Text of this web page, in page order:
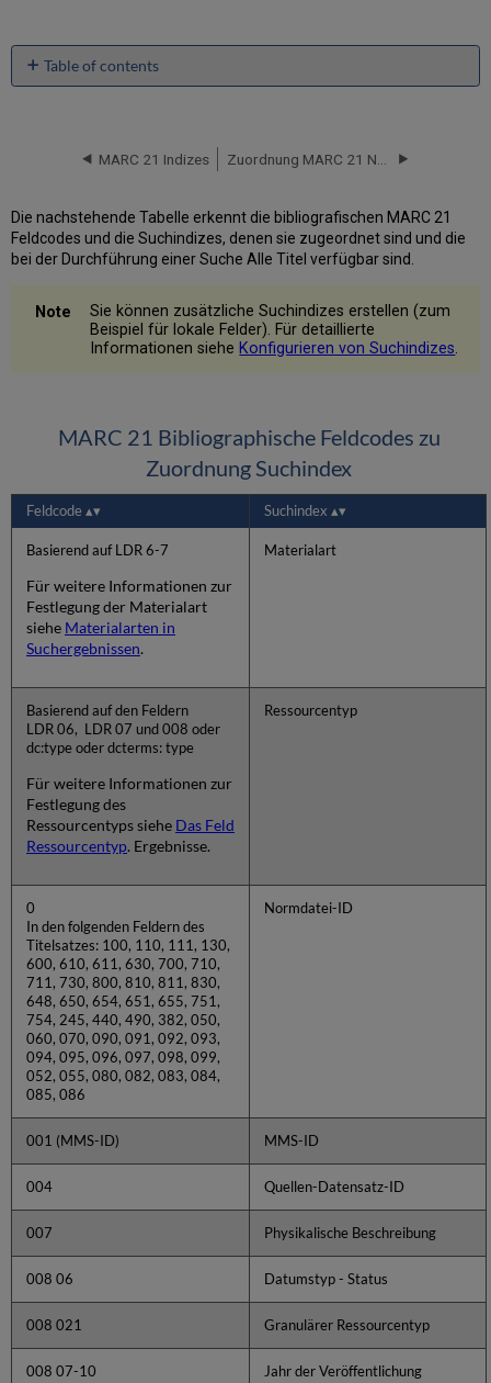
Table of contents
MARC
Feldcodes
MARC 21 Indizes
Die nachstehende Tabelle erkennt die bibliografischen MARC 21
Feldcodes und die Suchindizes, denen sie zugeordnet sind und die
bei der Durchführung einer Suche Alle Titel verfügbar sind.
Sie können zusätzliche Suchindizes erstellen (zum
Beispiel für lokale Felder). Für detaillierte
Informationen siehe Konfigurieren von Suchindizes.
MARC 21 Bibliographische Feldcodes zu
Zuordnung Suchindex
Feldcode Suchindex
Basierend auf LDR 6-7
Für weitere Informationen zur
Festlegung der Materialart
siehe Materialarten in
Suchergebnissen.
Materialart
Basierend auf den Feldern
LDR 06, LDR 07 und 008 oder
dc:type oder dcterms: type
Für weitere Informationen zur
Festlegung des
Ressourcentyps siehe Das Feld
Ressourcentyp. Ergebnisse.
Ressourcentyp
0
In den folgenden Feldern des
Titelsatzes: 100, 110, 111, 130,
600, 610, 611, 630, 700, 710,
711, 730, 800, 810, 811, 830,
648, 650, 654, 651, 655, 751,
754, 245, 440, 490, 382, 050,
060, 070, 090, 091, 092, 093,
094, 095, 096, 097, 098, 099,
052, 055, 080, 082, 083, 084,
085, 086
Normdatei-ID
001 (MMS-ID) MMS-ID
004 Quellen-Datensatz-ID
007 Physikalische Beschreibung
008 06 Datumstyp - Status
008 021 Granulärer Ressourcentyp
008 07-10 Jahr der Veröffentlichung